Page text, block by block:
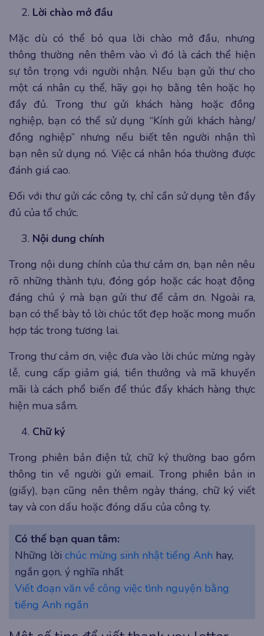
Lời chào mở đầu
Mặc dù có thể bỏ qua lời chào mở đầu, nhưng
thông thường nên thêm vào vì đó là cách thể hiện
sự tôn trọng với người nhận. Nếu bạn gửi thư cho
một cá nhân cụ thể, hãy gọi họ bằng tên hoặc họ
đầy đủ. Trong thư gửi khách hàng hoặc đồng
nghiệp, bạn có thể sử dụng “Kính gửi khách hàng/
đồng nghiệp” nhưng nếu biết tên người nhận thì
bạn nên sử dụng nó. Việc cá nhân hóa thường được
đánh giá cao.
Đối với thư gửi các công ty, chỉ cần sử dụng tên đầy
đủ của tổ chức.
Nội dung chính
Trong nội dung chính của thư cảm ơn, bạn nên nêu
rõ những thành tựu, đóng góp hoặc các hoạt động
đáng chú ý mà bạn gửi thư để cảm ơn. Ngoài ra,
bạn có thể bày tỏ lời chúc tốt đẹp hoặc mong muốn
hợp tác trong tương lai.
Trong thư cảm ơn, việc đưa vào lời chúc mừng ngày
lễ, cung cấp giảm giá, tiền thưởng và mã khuyến
mãi là cách phổ biến để thúc đẩy khách hàng thực
hiện mua sắm.
Chữ ký
Trong phiên bản điện tử, chữ ký thường bao gồm
thông tin về người gửi email. Trong phiên bản in
(giấy), bạn cũng nên thêm ngày tháng, chữ ký viết
tay và con dấu hoặc đóng dấu của công ty.
Có thể bạn quan tâm:
Những lời chúc mừng sinh nhật tiếng Anh hay,
ngắn gọn, ý nghĩa nhất
Viết đoạn văn về công việc tình nguyện bằng
tiếng Anh ngắn